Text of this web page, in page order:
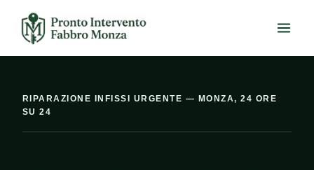
contenuto
RIPARAZIONE INFISSI URGENTE — MONZA, 24 ORE
SU 24